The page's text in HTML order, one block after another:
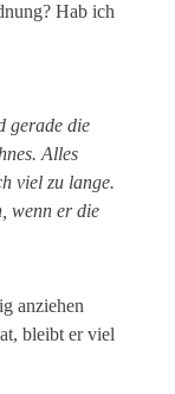
Hab ich
gerade die
Alles
viel zu lange.
wenn er die
anziehen
bleibt er viel